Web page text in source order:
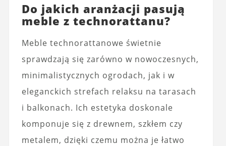
Do jakich aranżacji pasują
meble z technorattanu?
Meble technorattanowe świetnie
sprawdzają się zarówno w nowoczesnych,
minimalistycznych ogrodach, jak i w
eleganckich strefach relaksu na tarasach
i balkonach. Ich estetyka doskonale
komponuje się z drewnem, szkłem czy
metalem, dzięki czemu można je łatwo